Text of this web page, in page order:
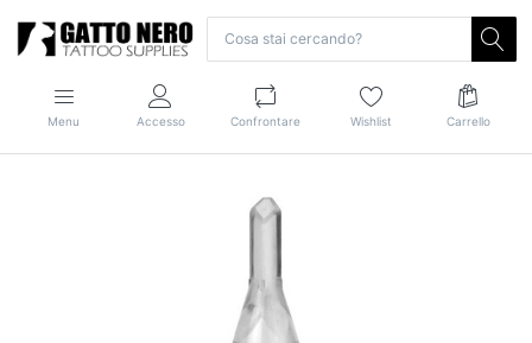
Menu Accesso Confrontare Wishlist Carrello